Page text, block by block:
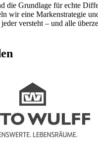
die Grundlage für echte
wir eine Markenstrategie
versteht – und alle